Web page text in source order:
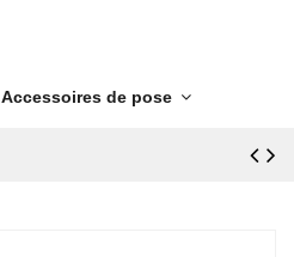
Accessoires de pose